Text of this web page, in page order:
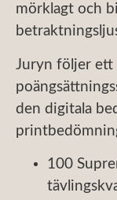
mörklagt och
Juryn följer
den digitala
100